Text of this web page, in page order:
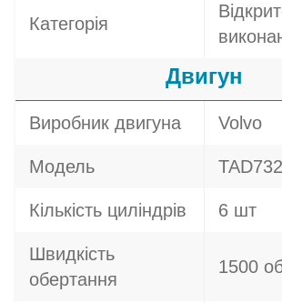
Категорія
Двигун
Виробник двигуна Volvo
Модель
Кількість циліндрів 6 шт
Швидкість
обертання
1500